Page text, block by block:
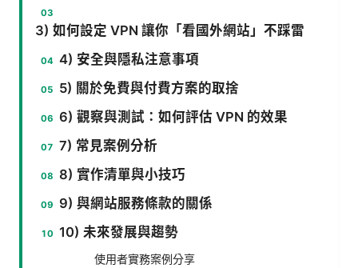
3) 如何設定 VPN 讓你「看國外網站」不踩雷
4) 安全與隱私注意事項
5) 關於免費與付費方案的取捨
6) 觀察與測試：如何評估 VPN 的效果
7) 常見案例分析
8) 實作清單與小技巧
9) 與網站服務條款的關係
10) 未來發展與趨勢
使用者實務案例分享